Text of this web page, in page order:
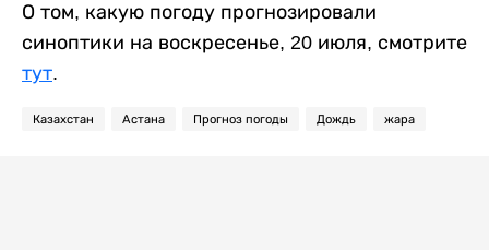
О том, какую погоду прогнозировали
синоптики на воскресенье, 20 июля, смотрите
тут.
Казахстан Астана Прогноз погоды Дождь жара